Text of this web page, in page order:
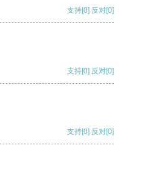
支持[0] 反对[0]
支持[0] 反对[0]
支持[0] 反对[0]